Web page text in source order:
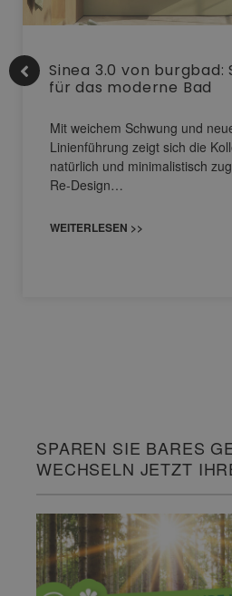
Sinea 3.0 von burgbad:
für das moderne Bad
Mit weichem Schwung und
Linienführung zeigt sich die
natürlich und minimalistisch
Re-Design…
WEITERLESEN >>
SPAREN SIE BARES
WECHSELN JETZT